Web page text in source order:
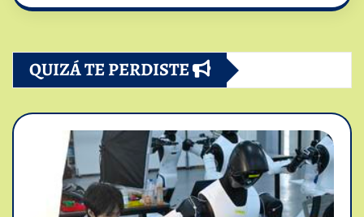
QUIZÁ TE PERDISTE